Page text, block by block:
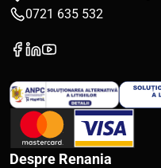
0721 635 532
Despre Renania